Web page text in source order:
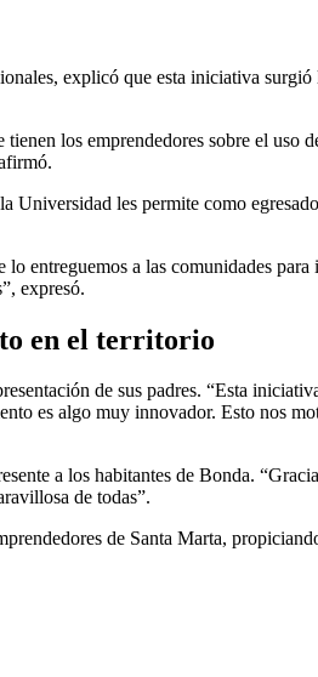
explicó que esta iniciativa
los emprendedores sobre el uso
les permite como
entreguemos a las comunidades
expresó.
en el territorio
de sus padres. “Esta
es algo muy innovador. Esto nos
a los habitantes de Bonda.
de todas”.
de Santa Marta,